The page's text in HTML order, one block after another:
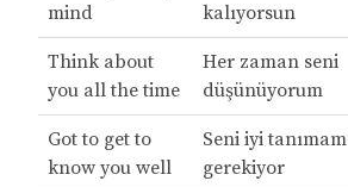
mind
kalıyorsun
Think about
you all the time
Her zaman seni
düşünüyorum
Got to get to
know you well
Seni iyi tanımam
gerekiyor